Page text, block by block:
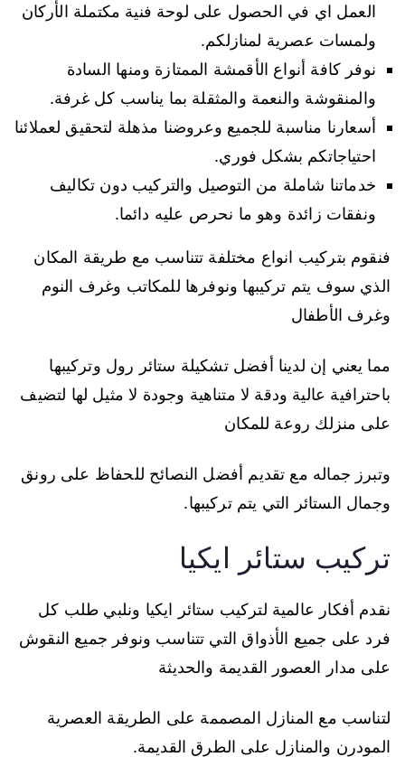
العمل اي في الحصول على لوحة فنية مكتملة الأركان
ولمسات عصرية لمنازلكم.
نوفر كافة أنواع الأقمشة الممتازة ومنها السادة
والمنقوشة والنعمة والمثقلة بما يناسب كل غرفة.
أسعارنا مناسبة للجميع وعروضنا مذهلة لتحقيق لعملائنا
احتياجاتكم بشكل فوري.
خدماتنا شاملة من التوصيل والتركيب دون تكاليف
ونفقات زائدة وهو ما نحرص عليه دائما.
فنقوم بتركيب انواع مختلفة تتناسب مع طريقة المكان
الذي سوف يتم تركيبها ونوفرها للمكاتب وغرف النوم
وغرف الأطفال
مما يعني إن لدينا أفضل تشكيلة ستائر رول وتركيبها
باحترافية عالية ودقة لا متناهية وجودة لا مثيل لها لتضيف
على منزلك روعة للمكان
وتبرز جماله مع تقديم أفضل النصائح للحفاظ على رونق
وجمال الستائر التي يتم تركيبها.
تركيب ستائر ايكيا
نقدم أفكار عالمية لتركيب ستائر ايكيا ونلبي طلب كل
فرد على جميع الأذواق التي تتناسب ونوفر جميع النقوش
على مدار العصور القديمة والحديثة
لتناسب مع المنازل المصممة على الطريقة العصرية
المودرن والمنازل على الطرق القديمة.